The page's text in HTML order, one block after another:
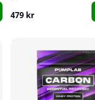
479 kr